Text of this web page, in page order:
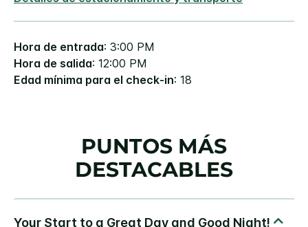
Hora de entrada: 3:00 PM
Hora de salida: 12:00 PM
Edad mínima para el check-in: 18
PUNTOS MÁS
DESTACABLES